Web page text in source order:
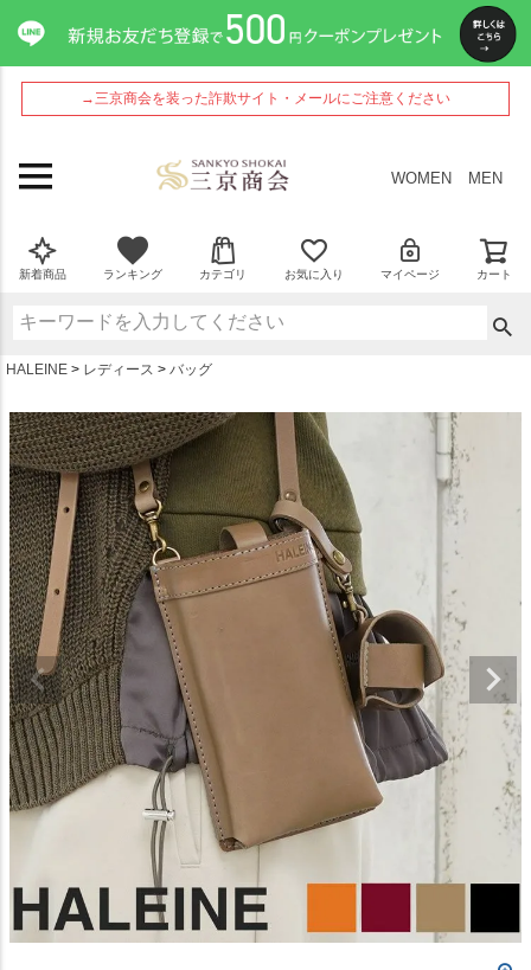
→三京商会を装った詐欺サイト・メールにご注意ください
WOMEN MEN
新着商品 ランキング カテゴリ お気に入り マイページ カート
HALEINE レディース バッグ
ペー
ジト
ップ
へ